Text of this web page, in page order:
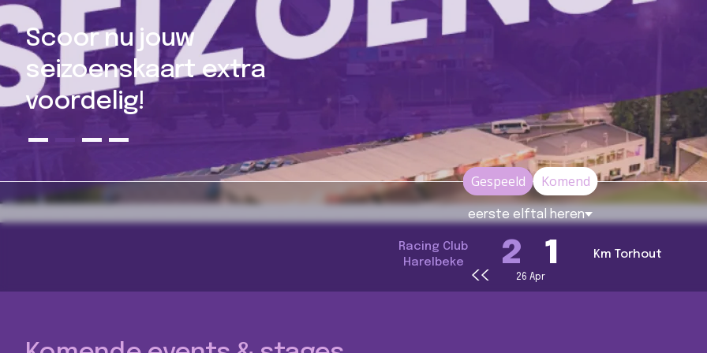
Woordje van het
bestuur
Gespeeld Komend
eerste elftal heren
Racing Club
Harelbeke
2 1 Km Torhout
26 Apr
Paginering
Volgende
‹‹